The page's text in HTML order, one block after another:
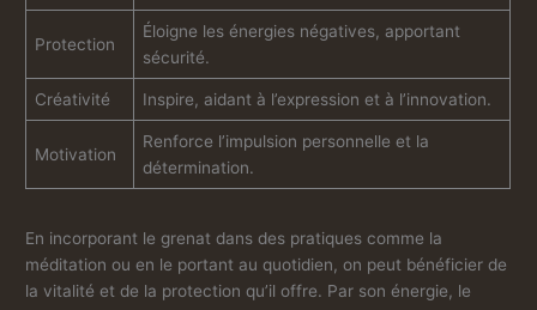
Protection
Éloigne les énergies négatives, apportant
sécurité.
Créativité Inspire, aidant à l’expression et à l’innovation.
Motivation
Renforce l’impulsion personnelle et la
détermination.
En incorporant le grenat dans des pratiques comme la
méditation ou en le portant au quotidien, on peut bénéficier de
la vitalité et de la protection qu’il offre. Par son énergie, le